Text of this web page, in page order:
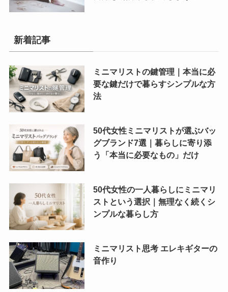
新着記事
ミニマリストの鍵管理｜本当に必
要な鍵だけで暮らすシンプルな方
法
50代女性ミニマリストが選ぶバッ
グブランド7選｜暮らしに寄り添
う「本当に必要なもの」だけ
50代女性の一人暮らしにミニマリ
ストという選択｜無理なく続くシ
ンプルな暮らし方
ミニマリスト思考 エレキギターの
音作り